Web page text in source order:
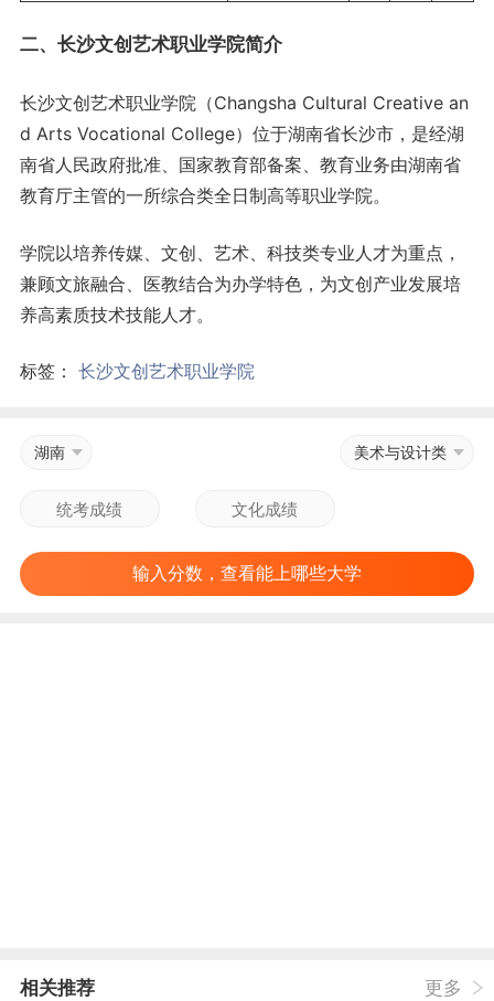
二、长沙文创艺术职业学院简介
长沙文创艺术职业学院（Changsha Cultural Creative an
d Arts Vocational College）位于湖南省长沙市，是经湖
南省人民政府批准、国家教育部备案、教育业务由湖南省
教育厅主管的一所综合类全日制高等职业学院。
学院以培养传媒、文创、艺术、科技类专业人才为重点，
兼顾文旅融合、医教结合为办学特色，为文创产业发展培
养高素质技术技能人才。
标签： 长沙文创艺术职业学院
湖南 美术与设计类
输入分数，查看能上哪些大学
相关推荐 更多